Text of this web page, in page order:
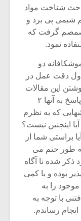
شناخت مواد
شیمی پی برد و
تصمصم گرفت که
نمود.
دو
دقت عمل در
این مقالات
ایجاد سوالاتی اینچنین بوده است وبرای پاسخ به آنها ۲
که به نظرم
اینچنین نیست؟
براستی شما از
به طور حتم می
ذکر شده نا آگاه
بوده و با کمی
را به
با توجه به
رساندم.